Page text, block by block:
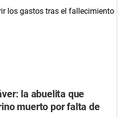
la abuelita que
muerto por falta de